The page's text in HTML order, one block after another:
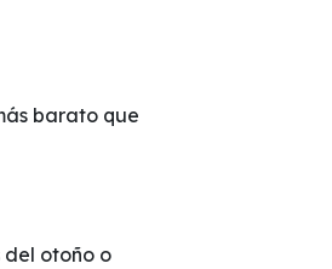
barato que
del otoño o